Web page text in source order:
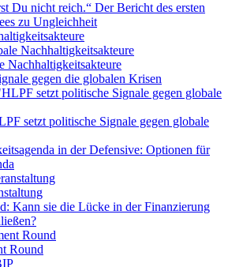
Du nicht reich.“ Der Bericht des ersten
zu Ungleichheit
Nachhaltigkeitsakteure
gegen die globalen Krisen
setzt politische Signale gegen globale
in der Defensive: Optionen für
Kann sie die Lücke in der Finanzierung
Round